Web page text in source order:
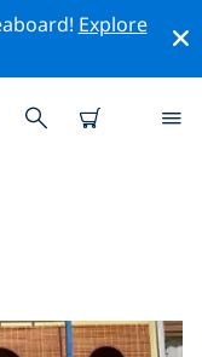
Explore